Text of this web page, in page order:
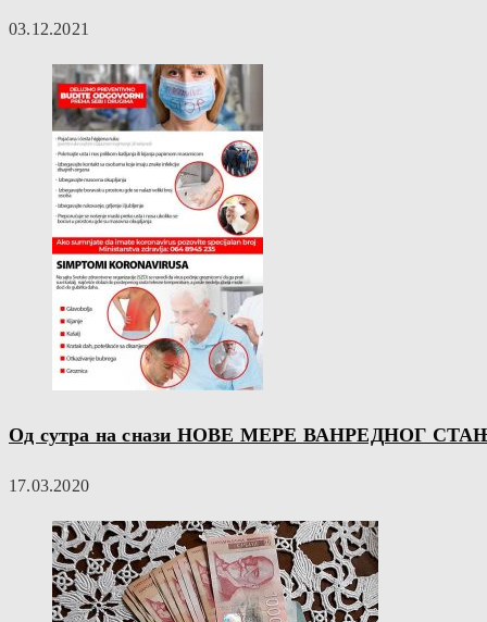
03.12.2021
Од сутра на снази НОВЕ МЕРЕ ВАНРЕДНОГ
17.03.2020